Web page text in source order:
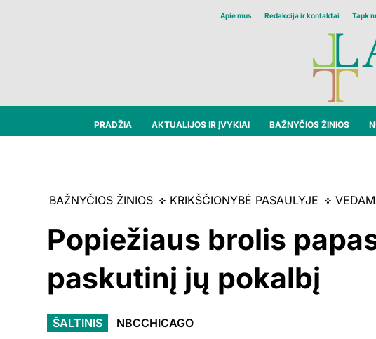
Apie mus Redakcija ir kontaktai Tapk
PRADŽIA AKTUALIJOS IR ĮVYKIAI BAŽNYČIOS ŽINIOS
BAŽNYČIOS ŽINIOS KRIKŠČIONYBĖ PASAULYJE
Popiežiaus brolis
paskutinį jų pokalbį
ŠALTINIS NBCCHICAGO